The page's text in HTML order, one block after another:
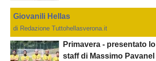
Giovanili Hellas
di Redazione Tuttohellasverona.it
Primavera - presentato lo
staff di Massimo Pavanel